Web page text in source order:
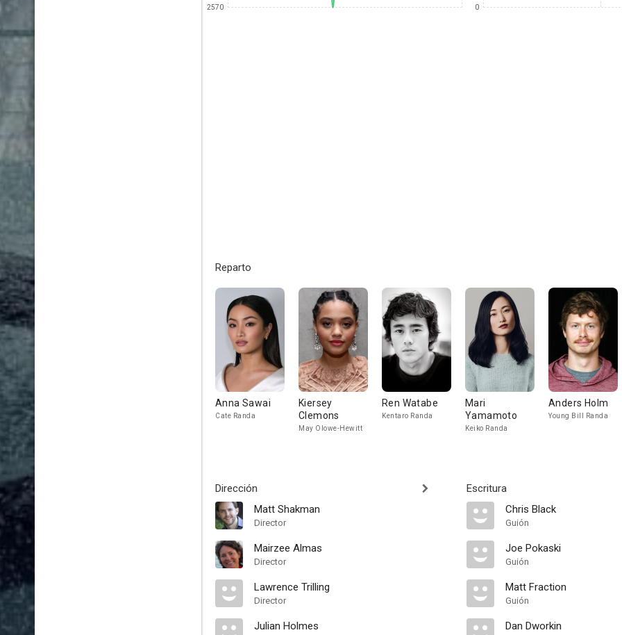
2570 0
Reparto
Anna Sawai
Cate Randa
Kiersey
Clemons
May Olowe-Hewitt
Ren Watabe
Kentaro Randa
Mari
Yamamoto
Keiko Randa
Anders Holm
Young Bill Randa
Dirección
Matt Shakman
Director
Mairzee Almas
Director
Lawrence Trilling
Director
Julian Holmes
Escritura
Chris Black
Guión
Joe Pokaski
Guión
Matt Fraction
Guión
Dan Dworkin